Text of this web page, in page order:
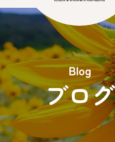
Blog
ブログ